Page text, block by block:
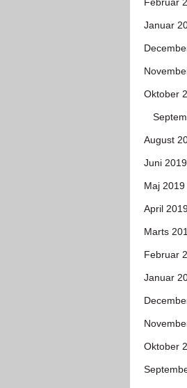
Januar
Oktober
August
Juni
Maj 2019
April
Marts
Februar
Januar
Oktober